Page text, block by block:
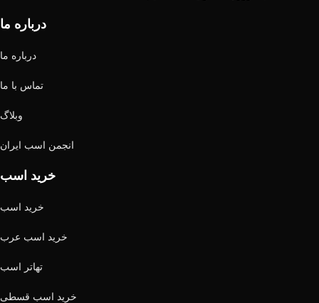
درباره ما
درباره ما
تماس با ما
وبلاگ
انجمن اسب ایران
خرید اسب
خرید اسب
خرید اسب عرب
تهاتر اسب
خرید اسب قسطی